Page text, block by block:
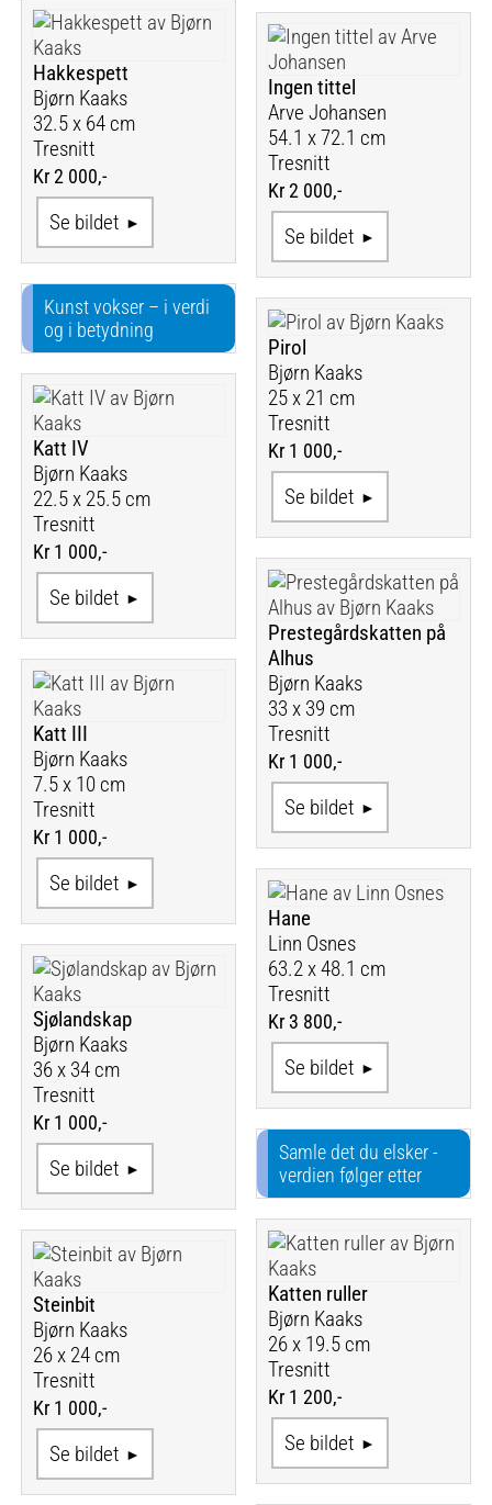
Hakkespett
Bjørn Kaaks
32.5 x 64 cm
Tresnitt
Kr 2 000,-
Se bildet
Ingen tittel
Arve Johansen
54.1 x 72.1 cm
Tresnitt
Kr 2 000,-
Se bildet
Kunst vokser – i verdi
og i betydning
Pirol
Bjørn Kaaks
25 x 21 cm
Tresnitt
Kr 1 000,-
Se bildet
Katt IV
Bjørn Kaaks
22.5 x 25.5 cm
Tresnitt
Kr 1 000,-
Se bildet
Prestegårdskatten på
Alhus
Bjørn Kaaks
33 x 39 cm
Tresnitt
Kr 1 000,-
Se bildet
Katt III
Bjørn Kaaks
7.5 x 10 cm
Tresnitt
Kr 1 000,-
Se bildet
Hane
Linn Osnes
63.2 x 48.1 cm
Tresnitt
Kr 3 800,-
Se bildet
Sjølandskap
Bjørn Kaaks
36 x 34 cm
Tresnitt
Kr 1 000,-
Se bildet
Samle det du elsker -
verdien følger etter
Katten ruller
Bjørn Kaaks
26 x 19.5 cm
Tresnitt
Kr 1 200,-
Se bildet
Steinbit
Bjørn Kaaks
26 x 24 cm
Tresnitt
Kr 1 000,-
Se bildet